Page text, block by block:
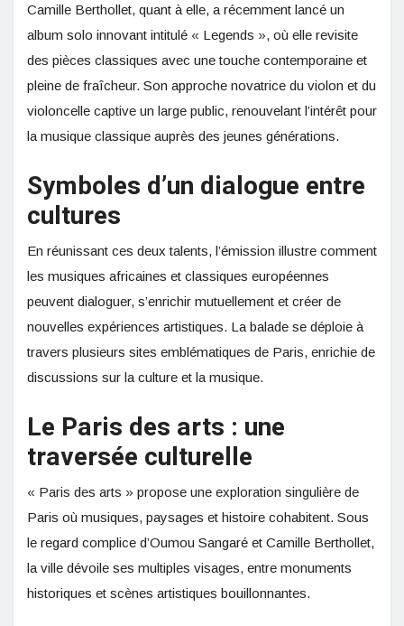
Camille Berthollet, quant à elle, a récemment lancé un
album solo innovant intitulé « Legends », où elle revisite
des pièces classiques avec une touche contemporaine et
pleine de fraîcheur. Son approche novatrice du violon et du
violoncelle captive un large public, renouvelant l’intérêt pour
la musique classique auprès des jeunes générations.
Symboles d’un dialogue entre
cultures
En réunissant ces deux talents, l’émission illustre comment
les musiques africaines et classiques européennes
peuvent dialoguer, s’enrichir mutuellement et créer de
nouvelles expériences artistiques. La balade se déploie à
travers plusieurs sites emblématiques de Paris, enrichie de
discussions sur la culture et la musique.
Le Paris des arts : une
traversée culturelle
« Paris des arts » propose une exploration singulière de
Paris où musiques, paysages et histoire cohabitent. Sous
le regard complice d’Oumou Sangaré et Camille Berthollet,
la ville dévoile ses multiples visages, entre monuments
historiques et scènes artistiques bouillonnantes.